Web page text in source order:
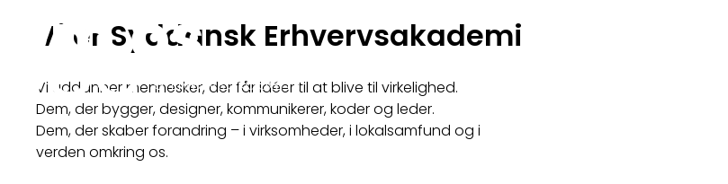
Om os
Vi er Syddansk Erhvervsakademi
Vi uddanner mennesker, der får idéer til at blive til virkelighed.
Dem, der bygger, designer, kommunikerer, koder og leder.
Dem, der skaber forandring – i virksomheder, i lokalsamfund og i
verden omkring os.